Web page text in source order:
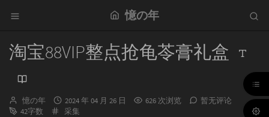
憶の年
淘宝88VIP整点抢龟苓膏礼盒
博
主：
憶の年
发
布
2024 年 04 月 26 日 626 次浏览
暂无评论
42字数
分
采集